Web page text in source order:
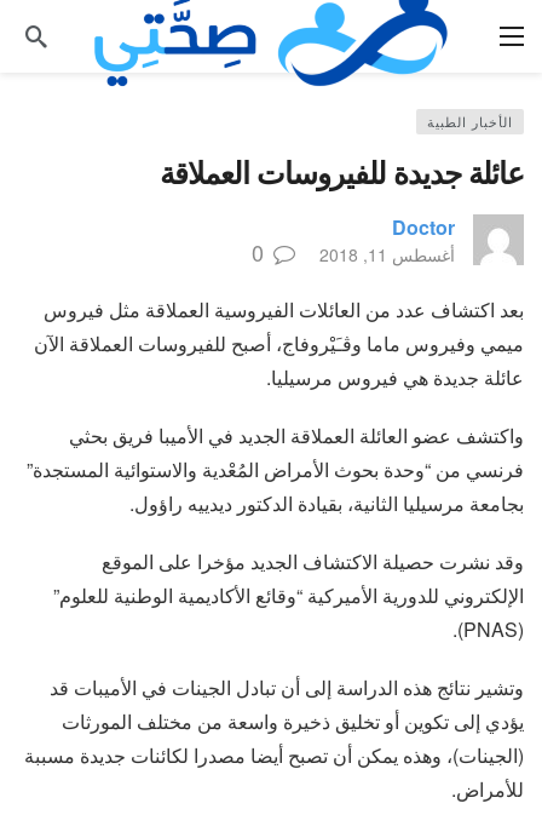
الأخبار الطبية
عائلة جديدة للفيروسات العملاقة
Doctor
أغسطس 11, 2018 0
بعد اكتشاف عدد من العائلات الفيروسية العملاقة مثل فيروس
ميمي وفيروس ماما وڤـَيْروفاج، أصبح للفيروسات العملاقة الآن
عائلة جديدة هي فيروس مرسيليا.
واكتشف عضو العائلة العملاقة الجديد في الأميبا فريق بحثي
فرنسي من “وحدة بحوث الأمراض المُعْدية والاستوائية المستجدة”
بجامعة مرسيليا الثانية، بقيادة الدكتور ديدييه راؤول.
وقد نشرت حصيلة الاكتشاف الجديد مؤخرا على الموقع
الإلكتروني للدورية الأميركية “وقائع الأكاديمية الوطنية للعلوم”
(PNAS).
وتشير نتائج هذه الدراسة إلى أن تبادل الجينات في الأميبات قد
يؤدي إلى تكوين أو تخليق ذخيرة واسعة من مختلف المورثات
(الجينات)، وهذه يمكن أن تصبح أيضا مصدرا لكائنات جديدة مسببة
للأمراض.